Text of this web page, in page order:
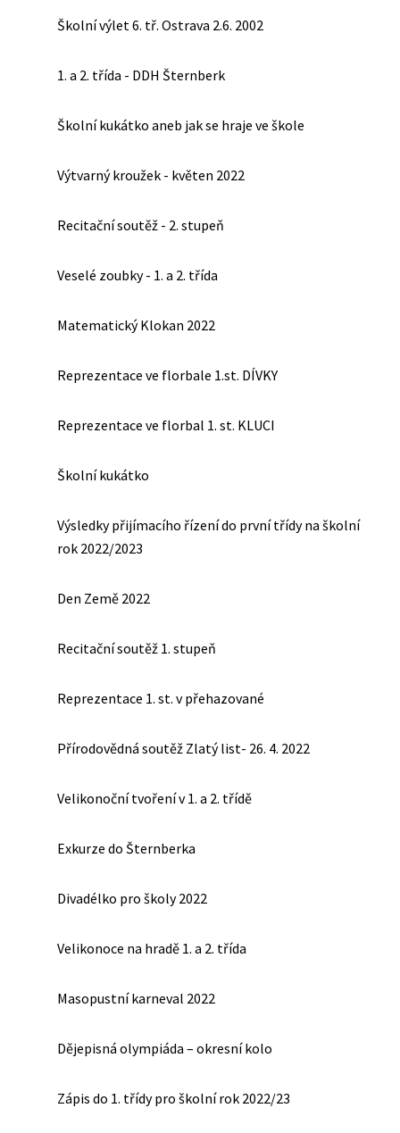
Školní výlet 6. tř. Ostrava 2.6. 2002
1. a 2. třída - DDH Šternberk
Školní kukátko aneb jak se hraje ve škole
Výtvarný kroužek - květen 2022
Recitační soutěž - 2. stupeň
Veselé zoubky - 1. a 2. třída
Matematický Klokan 2022
Reprezentace ve florbale 1.st. DÍVKY
Reprezentace ve florbal 1. st. KLUCI
Školní kukátko
Výsledky přijímacího řízení do první třídy na školní
rok 2022/2023
Den Země 2022
Recitační soutěž 1. stupeň
Reprezentace 1. st. v přehazované
Přírodovědná soutěž Zlatý list- 26. 4. 2022
Velikonoční tvoření v 1. a 2. třídě
Exkurze do Šternberka
Divadélko pro školy 2022
Velikonoce na hradě 1. a 2. třída
Masopustní karneval 2022
Dějepisná olympiáda – okresní kolo
Zápis do 1. třídy pro školní rok 2022/23